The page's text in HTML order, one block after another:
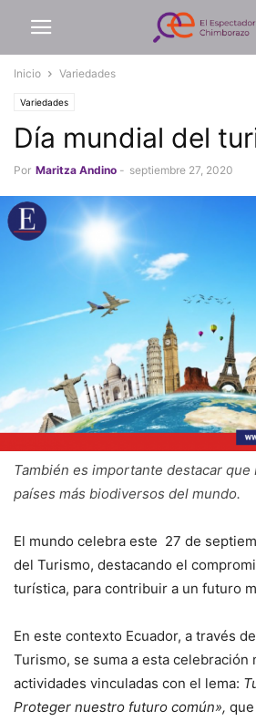
Inicio Variedades
Variedades
Día mundial del
Por Maritza Andino - septiembre 27, 2020
También es importante destacar que
países más biodiversos del mundo.
El mundo celebra este 27 de
del Turismo, destacando el
turística, para contribuir a un futuro
En este contexto Ecuador, a través
Turismo, se suma a esta celebración
actividades vinculadas con el lema:
Proteger nuestro futuro común»,